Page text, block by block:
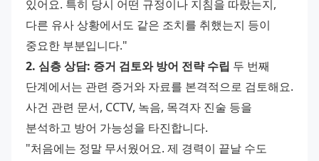
있어요. 특히 당시 어떤 규정이나 지침을 따랐는지,
다른 유사 상황에서도 같은 조치를 취했는지 등이
중요한 부분입니다."
2. 심층 상담: 증거 검토와 방어 전략 수립 두 번째
단계에서는 관련 증거와 자료를 본격적으로 검토해요.
사건 관련 문서, CCTV, 녹음, 목격자 진술 등을
분석하고 방어 가능성을 타진합니다.
"처음에는 정말 무서웠어요. 제 경력이 끝날 수도